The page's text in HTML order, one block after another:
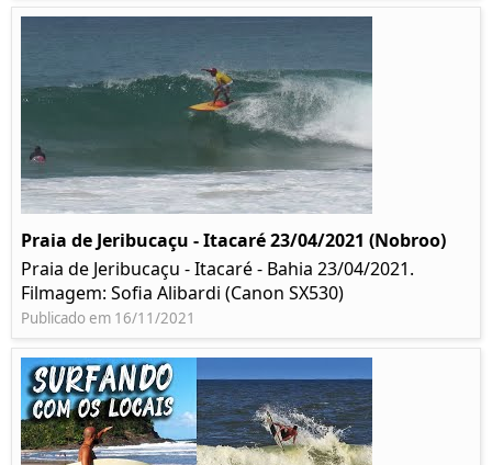
Praia de Jeribucaçu - Itacaré 23/04/2021 (Nobroo)
Praia de Jeribucaçu - Itacaré - Bahia 23/04/2021.
Filmagem: Sofia Alibardi (Canon SX530)
Publicado em 16/11/2021